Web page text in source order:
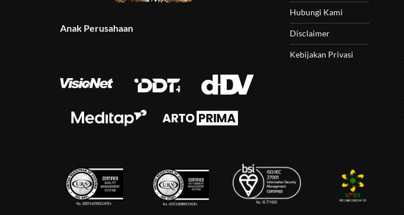
Anak Perusahaan
Hubungi Kami
Disclaimer
Kebijakan Privasi